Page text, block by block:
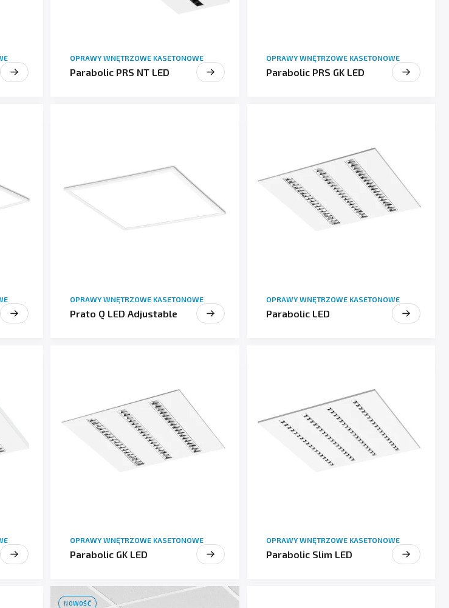
OPRAWY WNĘTRZOWE KASETONOWE
Parabolic PRS NT LED
OPRAWY WNĘTRZOWE KASETONOWE
Parabolic PRS GK LED
OPRAWY WNĘTRZOWE KASETONOWE
Prato Q LED Adjustable
OPRAWY WNĘTRZOWE KASETONOWE
Parabolic LED
OPRAWY WNĘTRZOWE KASETONOWE
Parabolic GK LED
OPRAWY WNĘTRZOWE KASETONOWE
Parabolic Slim LED
NOWOŚĆ